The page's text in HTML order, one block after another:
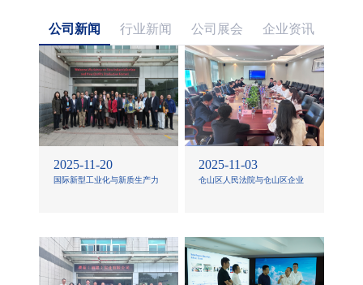
公司新闻 行业新闻 公司展会 企业资讯
2025-11-20
国际新型工业化与新质生产力
2025-11-03
仓山区人民法院与仓山区企业